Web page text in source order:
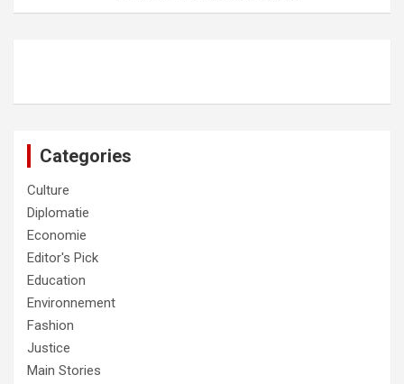
Categories
Culture
Diplomatie
Economie
Editor's Pick
Education
Environnement
Fashion
Justice
Main Stories